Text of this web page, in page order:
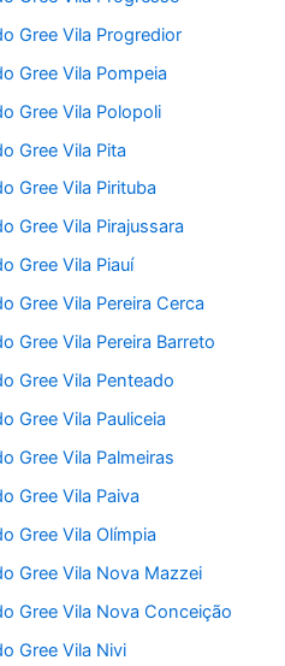
Gree Vila Progredior
Gree Vila Pompeia
Gree Vila Polopoli
Gree Vila Pita
Gree Vila Pirituba
Gree Vila Pirajussara
Gree Vila Piauí
Gree Vila Pereira Cerca
Gree Vila Pereira Barreto
Gree Vila Penteado
Gree Vila Pauliceia
Gree Vila Palmeiras
Gree Vila Paiva
Gree Vila Olímpia
Gree Vila Nova Mazzei
Gree Vila Nova Conceição
Gree Vila Nivi